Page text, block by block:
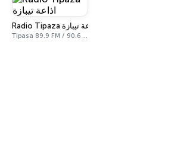
Radio Tipaza اذاعة تيبازة
Tipasa 89.9 FM / 90.6 FM